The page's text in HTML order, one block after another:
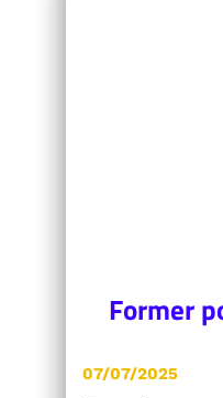
Former
07/07/2025